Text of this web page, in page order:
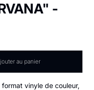
-
au panier
vinyle de couleur,